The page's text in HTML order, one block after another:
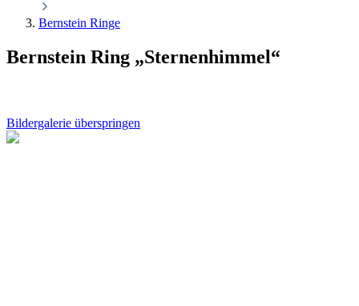
Bernstein Ringe
Bernstein Ring „Sternenhimmel“
Bildergalerie überspringen